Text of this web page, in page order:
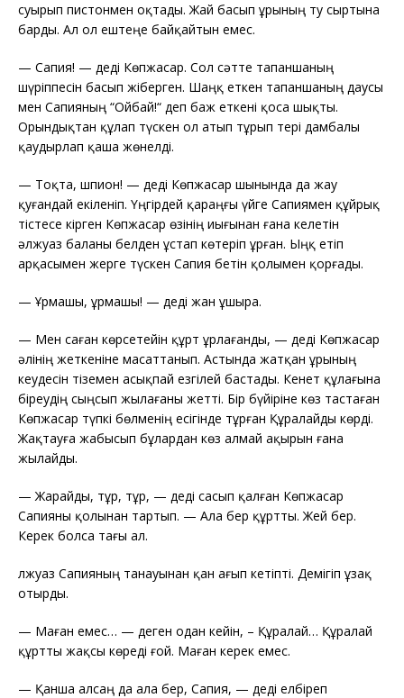
суырып пистонмен оқтады. Жай басып ұрының ту сыртына
барды. Ал ол ештеңе байқайтын емес.
— Сапия! — деді Көпжасар. Сол сәтте тапаншаның
шүріппесін басып жіберген. Шаңқ еткен тапаншаның даусы
мен Сапияның “Ойбай!“ деп баж еткені қоса шықты.
Орындықтан құлап түскен ол атып тұрып тері дамбалы
қаудырлап қаша жөнелді.
— Тоқта, шпион! — деді Көпжасар шынында да жау
қуғандай екіленіп. Үңгірдей қараңғы үйге Сапиямен құйрық
тістесе кірген Көпжасар өзінің иығынан ғана келетін
әлжуаз баланы белден ұстап көтеріп ұрған. Ыңқ етіп
арқасымен жерге түскен Сапия бетін қолымен қорғады.
— Ұрмашы, ұрмашы! — деді жан ұшыра.
— Мен саған көрсетейін құрт ұрлағанды, — деді Көпжасар
әлінің жеткеніне масаттанып. Астында жатқан ұрының
кеудесін тіземен асықпай езгілей бастады. Кенет құлағына
біреудің сыңсып жылағаны жетті. Бір бүйіріне көз тастаған
Көпжасар түпкі бөлменің есігінде тұрған Құралайды көрді.
Жақтауға жабысып бұлардан көз алмай ақырын ғана
жылайды.
— Жарайды, тұр, тұр, — деді сасып қалған Көпжасар
Сапияны қолынан тартып. — Ала бер құртты. Жей бер.
Керек болса тағы ал.
Әлжуаз Сапияның танауынан қан ағып кетіпті. Демігіп ұзақ
отырды.
— Маған емес… — деген одан кейін, – Құралай… Құралай
құртты жақсы көреді ғой. Маған керек емес.
— Қанша алсаң да ала бер, Сапия, — деді елбіреп